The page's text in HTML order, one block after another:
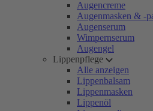
Augencreme
Augenmasken & -
Augenserum
Wimpernserum
Augengel
Lippenpflege
Alle anzeigen
Lippenbalsam
Lippenmasken
Lippenöl